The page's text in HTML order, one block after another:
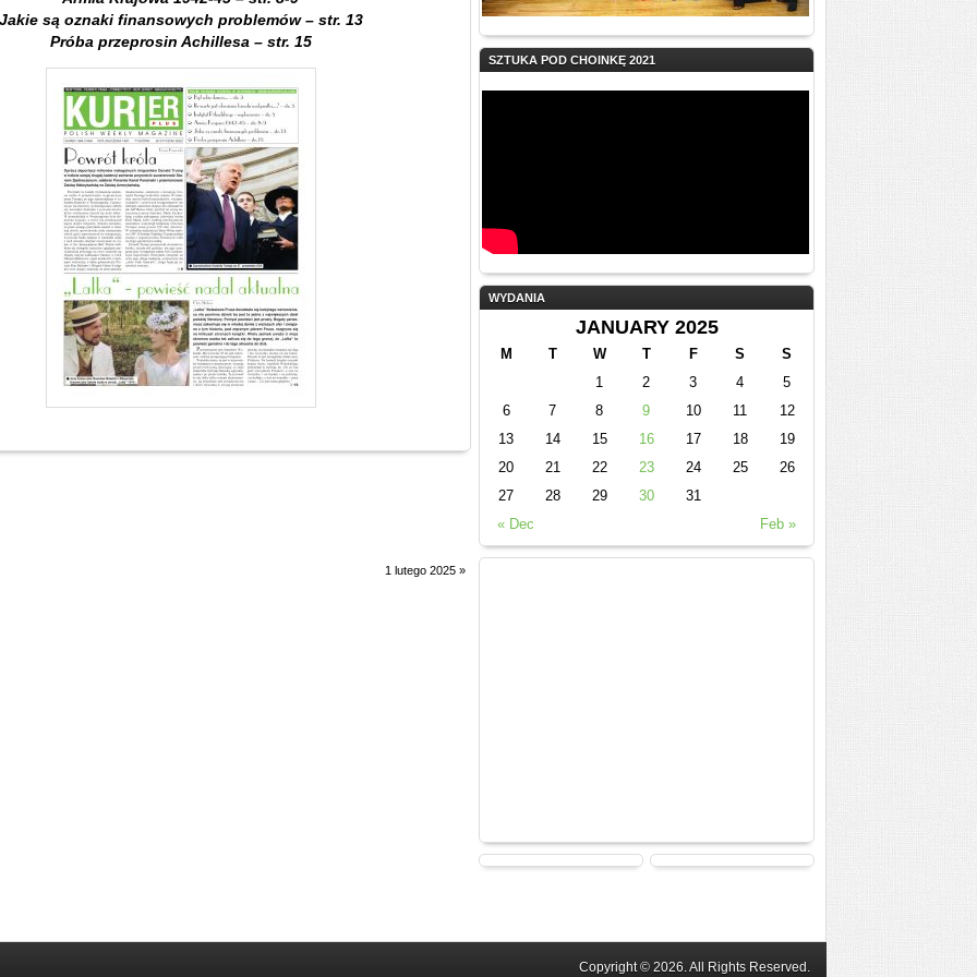
są oznaki finansowych problemów – str. 13
Próba przeprosin Achillesa – str. 15
1 lutego 2025»
SZTUKA POD CHOINKĘ 2021
WYDANIA
JANUARY 2025
M T W T F S S
« Dec Feb »
1 2 3 4
5
6
7 8 9 10 11
12
13
14 15 16 17 18
19
20
21 22 23 24 25
26
27
28 29 30 31
Copyright © 2026. All Rights Reserved.